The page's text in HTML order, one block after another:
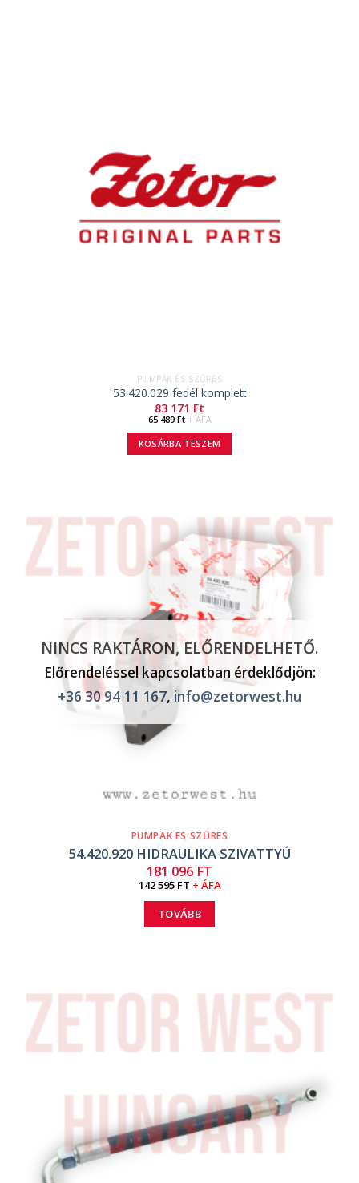
PUMPÁK ÉS SZŰRÉS
53.420.029 fedél komplett
83 171 Ft
65 489 Ft+ ÁFA
KOSÁRBA TESZEM
NINCS RAKTÁRON, ELŐRENDELHETŐ.
Előrendeléssel kapcsolatban érdeklődjön:
+36 30 94 11 167, info@zetorwest.hu
PUMPÁK ÉS SZŰRÉS
54.420.920 HIDRAULIKA SZIVATTYÚ
181 096 FT
142 595 FT + ÁFA
TOVÁBB